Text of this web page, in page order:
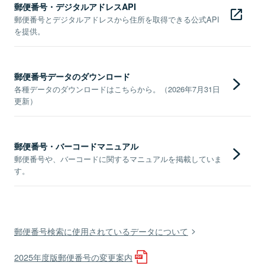
郵便番号・デジタルアドレスAPI
郵便番号とデジタルアドレスから住所を取得できる公式API
を提供。
郵便番号データのダウンロード
各種データのダウンロードはこちらから。（2026年7月31日
更新）
郵便番号・バーコードマニュアル
郵便番号や、バーコードに関するマニュアルを掲載していま
す。
郵便番号検索に使用されているデータについて
2025年度版郵便番号の変更案内